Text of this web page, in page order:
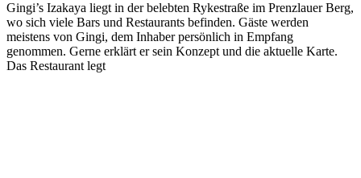
Gingi’s Izakaya liegt in der belebten Rykestraße im Prenzlauer Berg,
wo sich viele Bars und Restaurants befinden. Gäste werden
meistens von Gingi, dem Inhaber persönlich in Empfang
genommen. Gerne erklärt er sein Konzept und die aktuelle Karte.
Das Restaurant legt